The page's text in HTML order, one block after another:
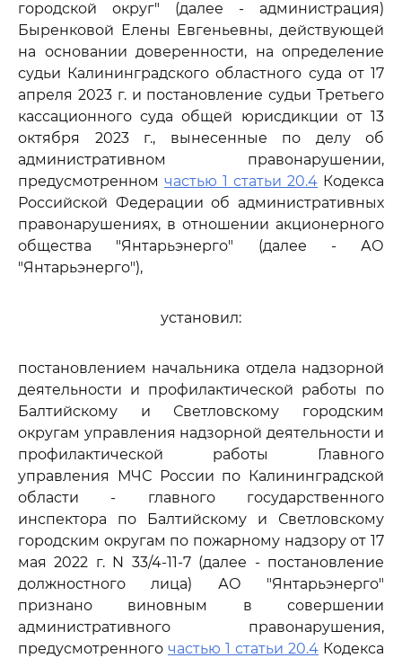
городской округ" (далее - администрация)
Быренковой Елены Евгеньевны, действующей
на основании доверенности, на определение
судьи Калининградского областного суда от 17
апреля 2023 г. и постановление судьи Третьего
кассационного суда общей юрисдикции от 13
октября 2023 г., вынесенные по делу об
административном правонарушении,
предусмотренном частью 1 статьи 20.4 Кодекса
Российской Федерации об административных
правонарушениях, в отношении акционерного
общества "Янтарьэнерго" (далее - АО
"Янтарьэнерго"),
установил:
постановлением начальника отдела надзорной
деятельности и профилактической работы по
Балтийскому и Светловскому городским
округам управления надзорной деятельности и
профилактической работы Главного
управления МЧС России по Калининградской
области - главного государственного
инспектора по Балтийскому и Светловскому
городским округам по пожарному надзору от 17
мая 2022 г. N 33/4-11-7 (далее - постановление
должностного лица) АО "Янтарьэнерго"
признано виновным в совершении
административного правонарушения,
предусмотренного частью 1 статьи 20.4 Кодекса